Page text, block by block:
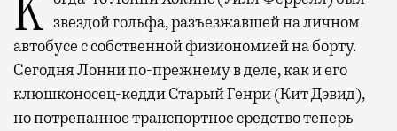
Когда-то Лонни Хокинс (Уилл Феррелл) был звездой гольфа, разъезжавшей на личном
автобусе с собственной физиономией на борту.
Сегодня Лонни по-прежнему в деле, как и его
клюшконосец-кедди Старый Генри (Кит Дэвид),
но потрепанное транспортное средство теперь